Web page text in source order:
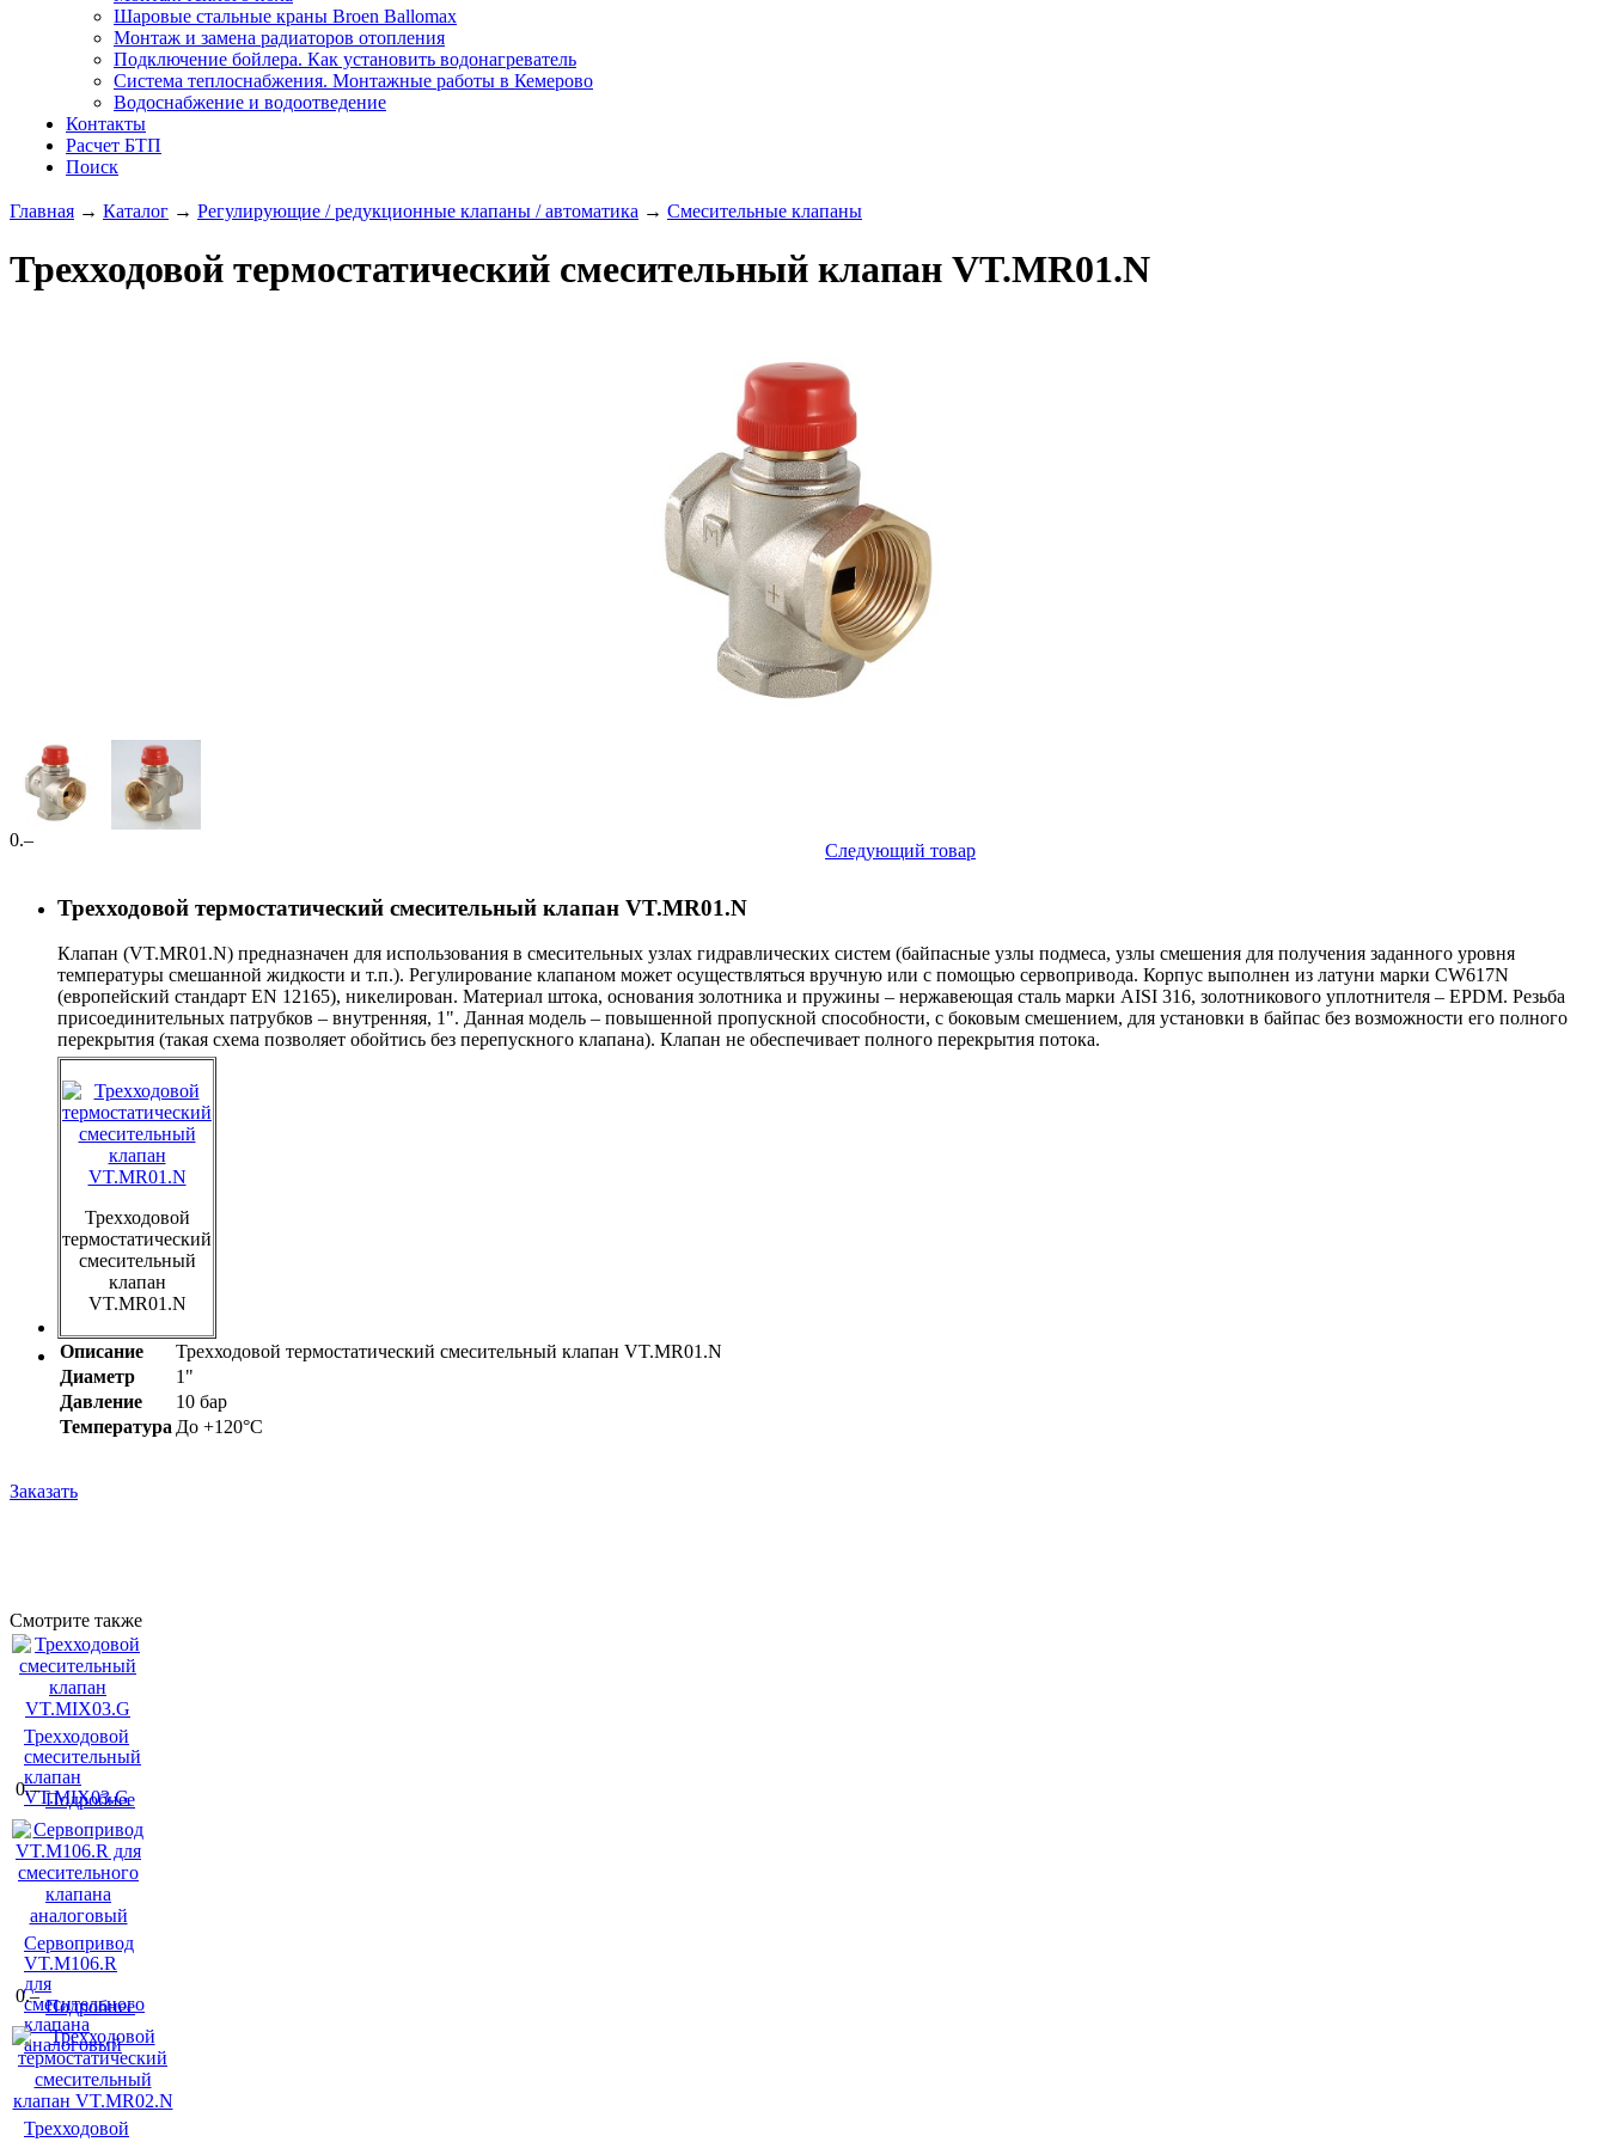
Шаровые стальные краны Broen Ballomax
Монтаж и замена радиаторов отопления
Подключение бойлера. Как установить водонагреватель
Система теплоснабжения. Монтажные работы в Кемерово
Водоснабжение и водоотведение
Контакты
Расчет БТП
Поиск
Главная → Каталог → Регулирующие / редукционные клапаны / автоматика → Смесительные клапаны
Трехходовой термостатический смесительный клапан VT.MR01.N
Следующий товар
0.–
Трехходовой термостатический смесительный клапан VT.MR01.N
Клапан (VT.MR01.N) предназначен для использования в смесительных узлах гидравлических систем (байпасные узлы подмеса, узлы смешения для получения заданного уровня
температуры смешанной жидкости и т.п.). Регулирование клапаном может осуществляться вручную или с помощью сервопривода. Корпус выполнен из латуни марки CW617N
(европейский стандарт EN 12165), никелирован. Материал штока, основания золотника и пружины – нержавеющая сталь марки AISI 316, золотникового уплотнителя – EPDM. Резьба
присоединительных патрубков – внутренняя, 1". Данная модель – повышенной пропускной способности, с боковым смешением, для установки в байпас без возможности его полного
перекрытия (такая схема позволяет обойтись без перепускного клапана). Клапан не обеспечивает полного перекрытия потока.
Трехходовой
термостатический
смесительный
клапан
VT.MR01.N
Описание
Трехходовой термостатический смесительный клапан VT.MR01.N
Диаметр
1"
Давление
10 бар
Температура До +120°С
Заказать
Смотрите также
Трехходовой
смесительный
клапан
VT.MIX03.G
0.–
Подробнее
Сервопривод
VT.M106.R
для
смесительного
клапана
аналоговый
0.–
Подробнее
Трехходовой